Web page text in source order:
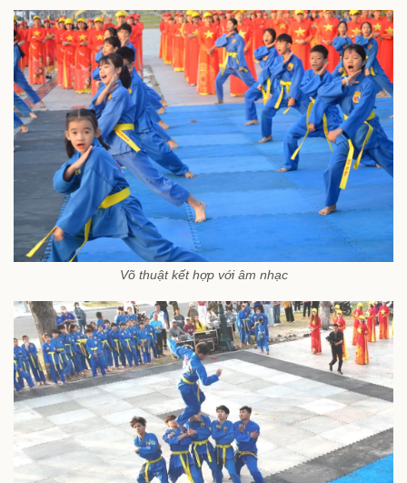
Võ thuật kết hợp với âm nhạc